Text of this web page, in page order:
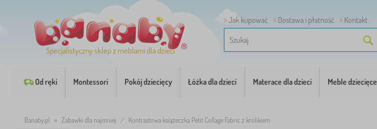
Specjalistyczny sklep z meblami dla dzieci
Jak kupować Dostawa i płatność Kontakt
Od ręki Montessori Pokój dziecięcy Łóżka dla dzieci Materace dla dzieci Meble dziecięce
Banaby.pl » Zabawki dla najmniej / Kontrastowa książeczka Petit Collage Fabric z królikiem